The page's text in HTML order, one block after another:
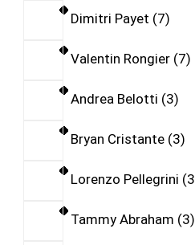
Dimitri Payet 7
Valentin Rongier 7
Andrea Belotti 3
Bryan Cristante 3
Lorenzo Pellegrini 3
Tammy Abraham 3